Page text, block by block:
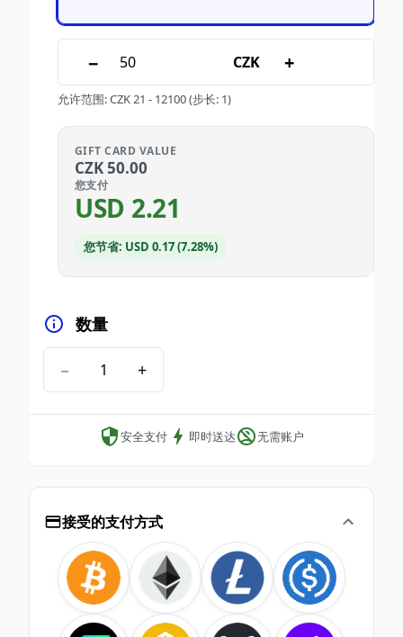
− CZK +
允许范围:CZK21 - 12100(步长: 1)
GIFT CARD VALUE
CZK50.00
您支付
USD 2.21
您节省: USD 0.17 (7.28%)
数量
− +
安全支付 即时送达 无需账户
接受的支付方式